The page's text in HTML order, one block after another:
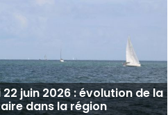
juin 2026 : évolution de la
dans la région